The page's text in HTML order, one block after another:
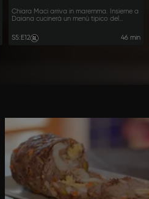
Chiara Maci arriva in maremma. Insieme a
Daiana cucinerà un menù tipico del
S5:E12 46 min